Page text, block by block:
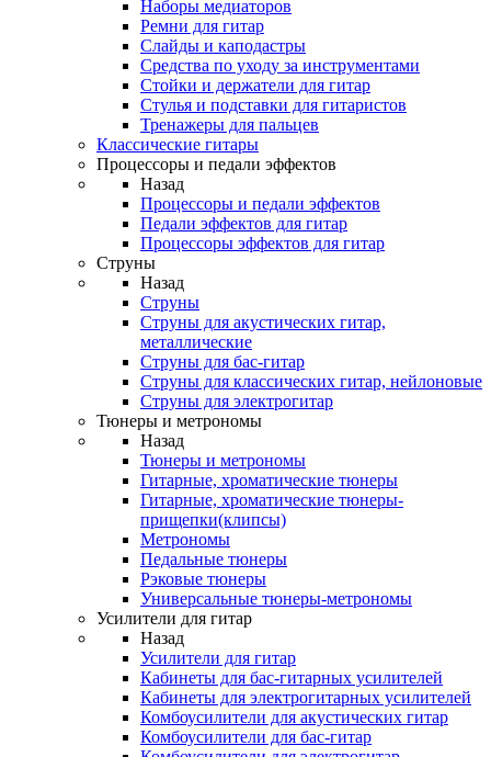
Наборы медиаторов
Ремни для гитар
Слайды и каподастры
Средства по уходу за инструментами
Стойки и держатели для гитар
Стулья и подставки для гитаристов
Тренажеры для пальцев
Классические гитары
Процессоры и педали эффектов
Назад
Процессоры и педали эффектов
Педали эффектов для гитар
Процессоры эффектов для гитар
Струны
Назад
Струны
Струны для акустических гитар,
металлические
Струны для бас-гитар
Струны для классических гитар, нейлоновые
Струны для электрогитар
Тюнеры и метрономы
Назад
Тюнеры и метрономы
Гитарные, хроматические тюнеры
Гитарные, хроматические тюнеры-
прищепки(клипсы)
Метрономы
Педальные тюнеры
Рэковые тюнеры
Универсальные тюнеры-метрономы
Усилители для гитар
Назад
Усилители для гитар
Кабинеты для бас-гитарных усилителей
Кабинеты для электрогитарных усилителей
Комбоусилители для акустических гитар
Комбоусилители для бас-гитар